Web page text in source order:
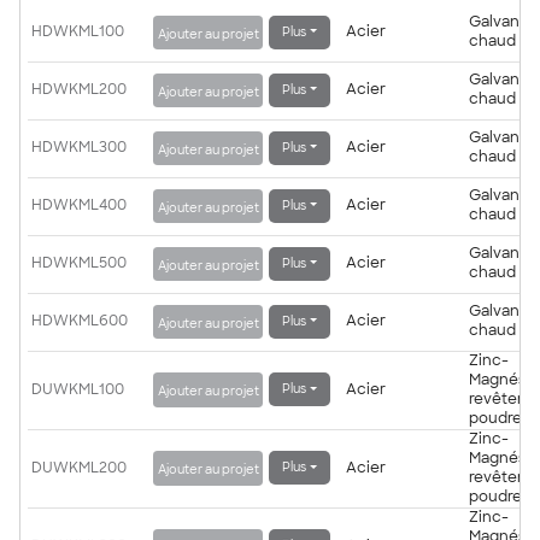
HDWKML100 Ajouter au projet Plus Acier
chaud
HDWKML200 Ajouter au projet Plus Acier
chaud
HDWKML300 Ajouter au projet Plus Acier
chaud
HDWKML400 Ajouter au projet Plus Acier
chaud
HDWKML500 Ajouter au projet Plus Acier
chaud
HDWKML600 Ajouter au projet Plus Acier
chaud
DUWKML100 Ajouter au projet Plus Acier
Zinc-
poudre
DUWKML200 Ajouter au projet Plus Acier
Zinc-
poudre
Zinc-